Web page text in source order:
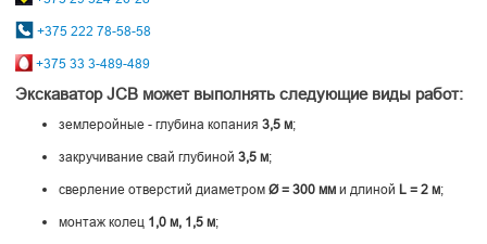
+375 222 78-58-58
+375 33 3-489-489
Экскаватор JCB может выполнять следующие виды работ:
землеройные - глубина копания 3,5 м;
закручивание свай глубиной 3,5 м;
сверление отверстий диаметром Ø = 300 мм и длиной L = 2 м;
монтаж колец 1,0 м, 1,5 м;